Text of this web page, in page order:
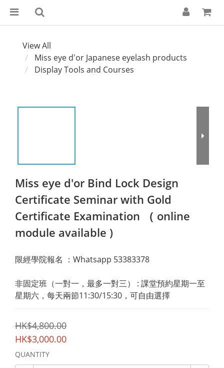
View All
Miss eye d'or Japanese eyelash products
Display Tools and Courses
Miss eye d'or Bind Lock Design
Certificate Seminar with Gold
Certificate Examination （ online
module available )
限經學院報名 ：Whatsapp 53383378
非固定班（一對一，最多一對三） : 課堂預約星期一至
星期六，每天兩節11:30/15:30，可自由選擇
HK$4,800.00
HK$3,000.00
QUANTITY